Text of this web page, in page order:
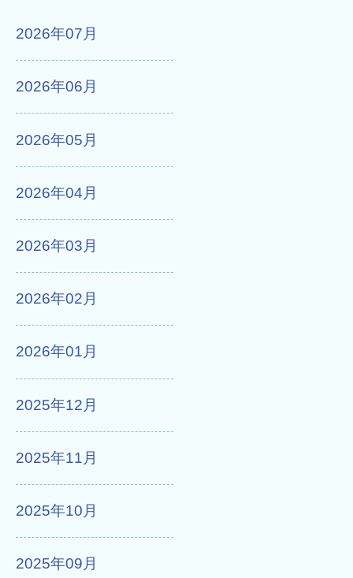
2026年07月
2026年06月
2026年05月
2026年04月
2026年03月
2026年02月
2026年01月
2025年12月
2025年11月
2025年10月
2025年09月